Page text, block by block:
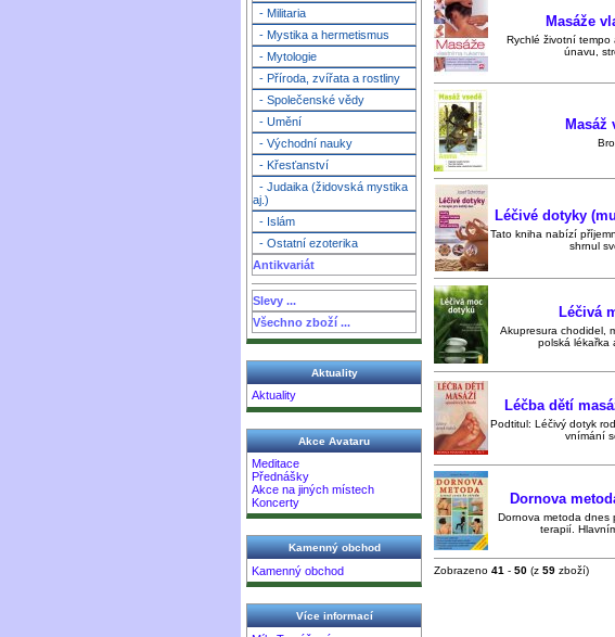
- Militaria
- Mystika a hermetismus
- Mytologie
- Příroda, zvířata a rostliny
- Společenské vědy
- Umění
- Východní nauky
- Křesťanství
- Judaika (židovská mystika
aj.)
- Islám
- Ostatní ezoterika
Antikvariát
Slevy ...
Všechno zboží ...
Aktuality
Aktuality
Akce Avataru
Meditace
Přednášky
Akce na jiných místech
Koncerty
Kamenný obchod
Kamenný obchod
Více informací
Masáže
Rychlé životní
únavu,
Masáž
Léčivé dotyky
Tato kniha nabízí
shrnul
Léčivá
Akupresura chodidel,
polská lékařka
Léčba dětí
Podtitul: Léčivý dotyk
vnímání
Dornova
Dornova metoda dnes
terapií.
Zobrazeno 41 - 50 (z 59 zboží)